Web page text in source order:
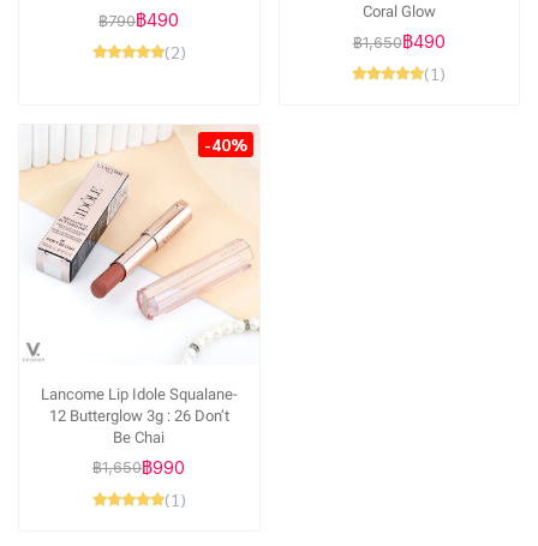
฿790฿490
(2)
Coral Glow
฿1,650฿490
(1)
-40%
Lancome Lip Idole Squalane-
12 Butterglow 3g : 26 Don’t
Be Chai
฿1,650฿990
(1)